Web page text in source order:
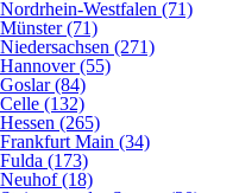
Nordrhein-Westfalen (71)
Münster (71)
Niedersachsen (271)
Hannover (55)
Goslar (84)
Celle (132)
Hessen (265)
Frankfurt Main (34)
Fulda (173)
Neuhof (18)